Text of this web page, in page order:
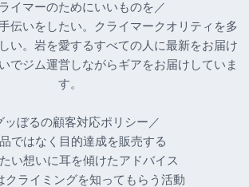
イマーのためにいいものを／
伝いをしたい。クライマークオリティを多
い。岩を愛するすべての人に最新をお届け
でジム運営しながらギアをお届けしていま
す。
ッぼるの顧客対応ポリシー／
ではなく目的達成を販売する
い想いに耳を傾けたアドバイス
クライミングを知ってもらう活動